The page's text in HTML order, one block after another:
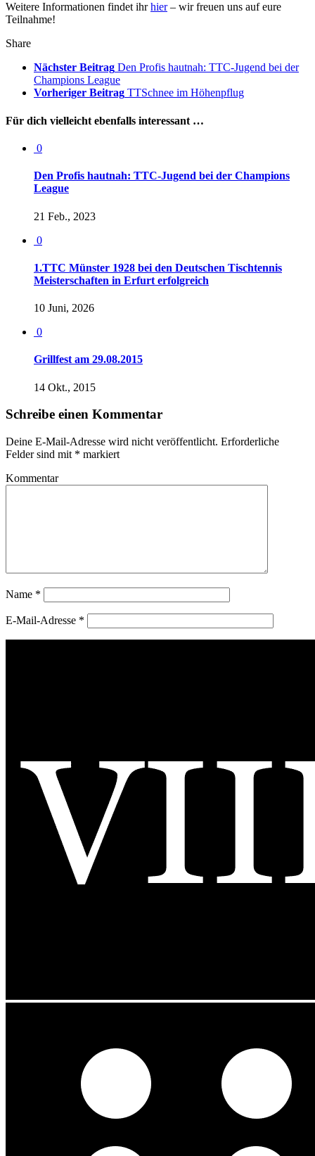
Weitere Informationen findet ihrhier– wir freuen uns auf eure
Teilnahme!
Share
Nächster Beitrag Den Profis hautnah: TTC-Jugend bei der
Champions League
Vorheriger Beitrag TTSchnee im Höhenpflug
Für dich vielleicht ebenfalls interessant …
0
Den Profis hautnah: TTC-Jugend bei der Champions
League
21 Feb., 2023
0
1.TTC Münster 1928 bei den Deutschen Tischtennis
Meisterschaften in Erfurt erfolgreich
10 Juni, 2026
0
Grillfest am 29.08.2015
14 Okt., 2015
Schreibe einen Kommentar
Deine E-Mail-Adresse wird nicht veröffentlicht. Erforderliche
Felder sind mit * markiert
Kommentar
Name *
E-Mail-Adresse *